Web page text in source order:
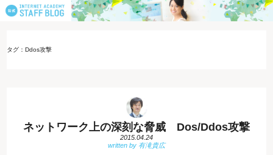
タグ：Ddos攻撃
ネットワーク上の深刻な脅威 Dos/Ddos攻撃
2015.04.24